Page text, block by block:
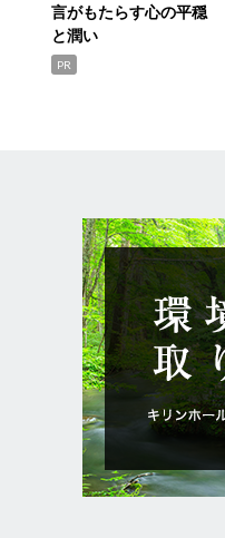
言がもたらす心の平穏
と潤い
PR